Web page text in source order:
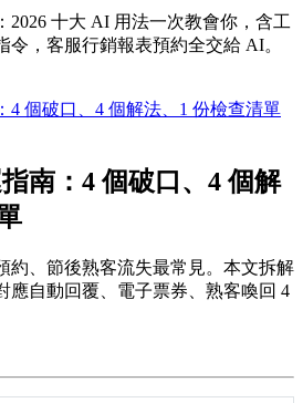
2026 十大 AI 用法一次教會你，含工
令，客服行銷報表預約全交給 AI。
南：4 個破口、4 個解
約、節後熟客流失最常見。本文拆解
應自動回覆、電子票券、熟客喚回 4